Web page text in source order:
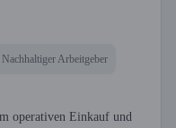
Nachhaltiger Arbeitgeber
operativen Einkauf und